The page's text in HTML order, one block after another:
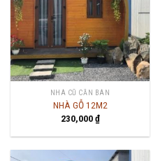
NHÀ CŨ CẦN BÁN
NHÀ GỖ 12M2
230,000₫